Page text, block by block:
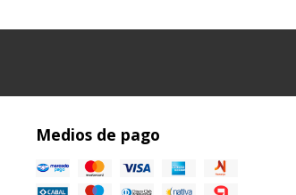
Medios de pago